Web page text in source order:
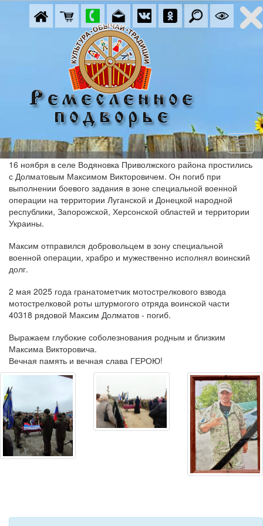
16 ноября в селе Водяновка Приволжского района простились
с Долматовым Максимом Викторовичем. Он погиб при
выполнении боевого задания в зоне специальной военной
операции на территории Луганской и Донецкой народной
республики, Запорожской, Херсонской областей и территории
Украины.
Максим отправился добровольцем в зону специальной
военной операции, храбро и мужественно исполнял воинский
долг.
2 мая 2025 года гранатометчик мотострелкового взвода
мотострелковой роты штурмогого отряда воинской части
40318 рядовой Максим Долматов - погиб.
Выражаем глубокие соболезнования родным и близким
Максима Викторовича.
Вечная память и вечная слава ГЕРОЮ!